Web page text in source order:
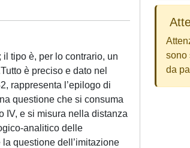
il tipo è, per lo contrario, un
è preciso e dato nel
rappresenta l’epilogo di
questione che si consuma
IV, e si misura nella distanza
analitico delle
questione dell’imitazione
sono
da